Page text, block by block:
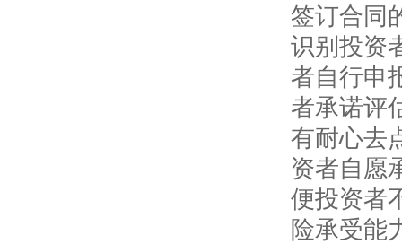
签订合同
识别投资
者自行申
者承诺评
有耐心去
资者自愿
便投资者
险承受能